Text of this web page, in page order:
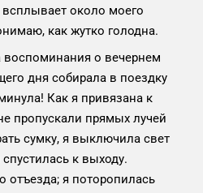
около моего
как жутко голодна.
о вечернем
дня собирала в поездку
Как я привязана к
пропускали прямых лучей
сумку, я выключила свет
к выходу.
отъезда; я поторопилась